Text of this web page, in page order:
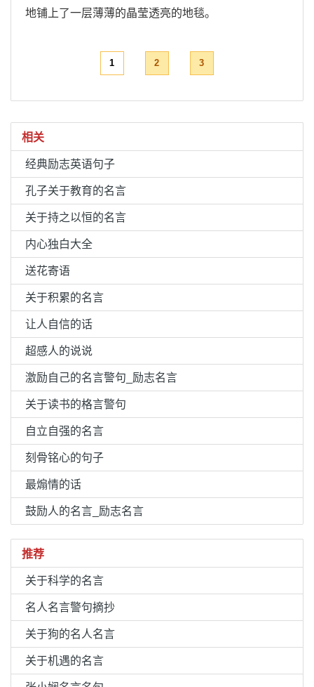
地铺上了一层薄薄的晶莹透亮的地毯。
1 2 3
相关
经典励志英语句子
孔子关于教育的名言
关于持之以恒的名言
内心独白大全
送花寄语
关于积累的名言
让人自信的话
超感人的说说
激励自己的名言警句_励志名言
关于读书的格言警句
自立自强的名言
刻骨铭心的句子
最煽情的话
鼓励人的名言_励志名言
推荐
关于科学的名言
名人名言警句摘抄
关于狗的名人名言
关于机遇的名言